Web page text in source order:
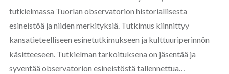
tutkielmassa Tuorlan observatorion historiallisesta
esineistöä ja niiden merkityksiä. Tutkimus kiinnittyy
kansatieteelliseen esinetutkimukseen ja kulttuuriperinnön
käsitteeseen. Tutkielman tarkoituksena on jäsentää ja
syventää observatorion esineistöstä tallennettua…